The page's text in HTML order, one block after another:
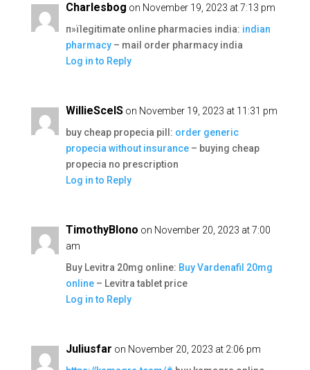
Charlesbog on November 19, 2023 at 7:13 pm
п»їlegitimate online pharmacies india: indian
pharmacy– mail order pharmacy india
Log in to Reply
WillieScelS on November 19, 2023 at 11:31 pm
buy cheap propecia pill: order generic
propecia without insurance– buying cheap
propecia no prescription
Log in to Reply
TimothyBlono on November 20, 2023 at 7:00
am
Buy Levitra 20mg online: Buy Vardenafil 20mg
online– Levitra tablet price
Log in to Reply
Juliusfar on November 20, 2023 at 2:06 pm